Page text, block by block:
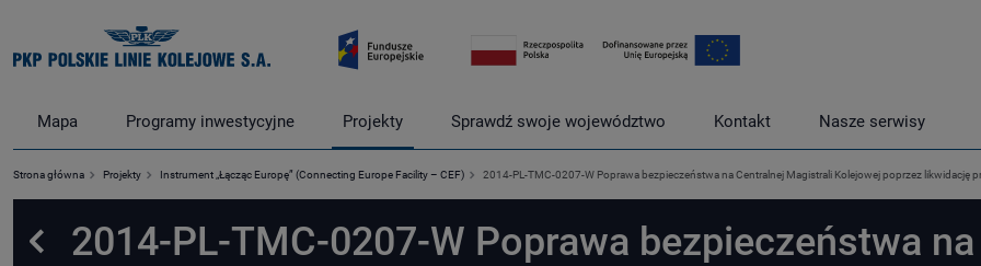
Mapa Programy inwestycyjne Projekty Sprawdź swoje województwo Kontakt Nasze serwisy
Strona główna Projekty Instrument „Łącząc Europę” (Connecting Europe Facility – CEF) 2014-PL-TMC-0207-W Poprawa bezpieczeństwa na Centralnej Magistrali Kolejowej poprzez
Powrót
2014-PL-TMC-0207-W Poprawa bezpieczeństwa na